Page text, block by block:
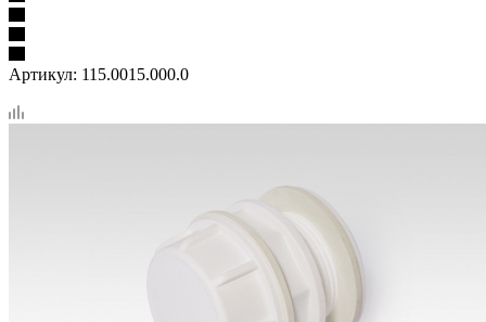
Артикул: 115.0015.000.0